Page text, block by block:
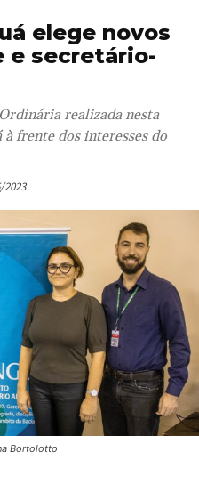
elege novos
e secretário-
realizada nesta
frente dos interesses do
2023
Bortolotto